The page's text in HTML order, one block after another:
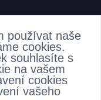
používat naše
cookies.
souhlasíte s
na vašem
cookies
vašeho